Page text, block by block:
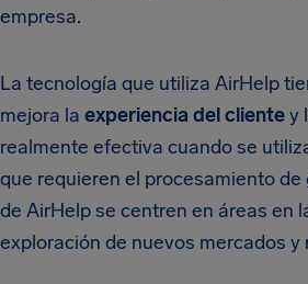
empresa.
La tecnología que utiliza AirHelp
mejora la experiencia del clientey
realmente efectiva cuando se
que requieren el procesamiento
de AirHelp se centren en áreas en
exploración de nuevos mercados